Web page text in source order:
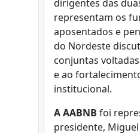
dirigentes das
representam os
aposentados e
do Nordeste
conjuntas
e ao
institucional.
A AABNB foi
presidente,